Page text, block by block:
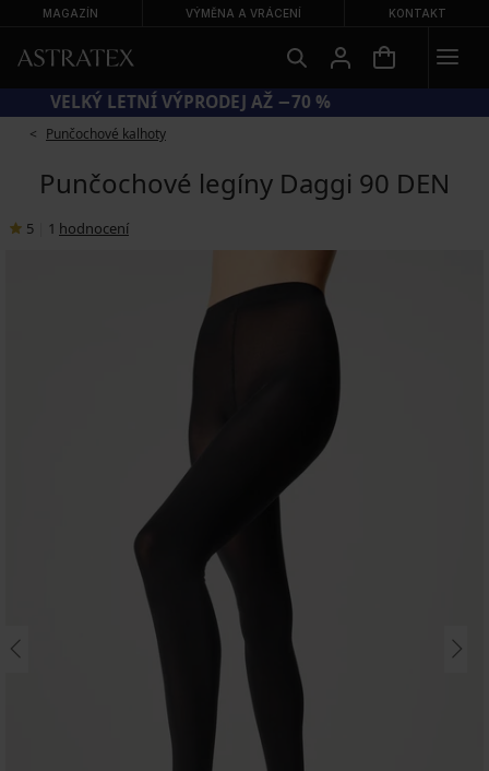
MAGAZÍN VÝMĚNA A VRÁCENÍ KONTAKT
VELKÝ LETNÍ VÝPRODEJ AŽ −70 %
Punčochové kalhoty
Punčochové legíny Daggi 90 DEN
5 1 hodnocení